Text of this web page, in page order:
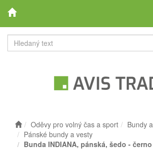
Oděvy pro volný čas a sport
Bundy
Pánské bundy a vesty
Bunda INDIANA, pánská, šedo -